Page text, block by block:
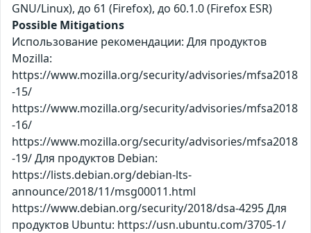
GNU/Linux), до 61 (Firefox), до 60.1.0 (Firefox ESR)
Possible Mitigations
Использование рекомендации: Для продуктов
Mozilla:
https://www.mozilla.org/security/advisories/mfsa2018
-15/
https://www.mozilla.org/security/advisories/mfsa2018
-16/
https://www.mozilla.org/security/advisories/mfsa2018
-19/ Для продуктов Debian:
https://lists.debian.org/debian-lts-
announce/2018/11/msg00011.html
https://www.debian.org/security/2018/dsa-4295 Для
продуктов Ubuntu: https://usn.ubuntu.com/3705-1/